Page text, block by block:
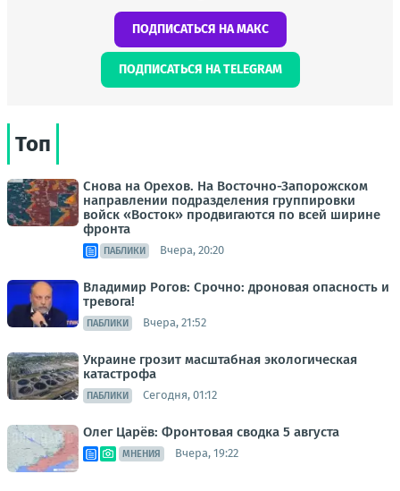
ПОДПИСАТЬСЯ НА МАКС
ПОДПИСАТЬСЯ НА TELEGRAM
Топ
Снова на Орехов. На Восточно-Запорожском
направлении подразделения группировки
войск «Восток» продвигаются по всей ширине
фронта
ПАБЛИКИ Вчера, 20:20
Владимир Рогов: Срочно: дроновая опасность и
тревога!
ПАБЛИКИ Вчера, 21:52
Украине грозит масштабная экологическая
катастрофа
ПАБЛИКИ Сегодня, 01:12
Олег Царёв: Фронтовая сводка 5 августа
МНЕНИЯ Вчера, 19:22